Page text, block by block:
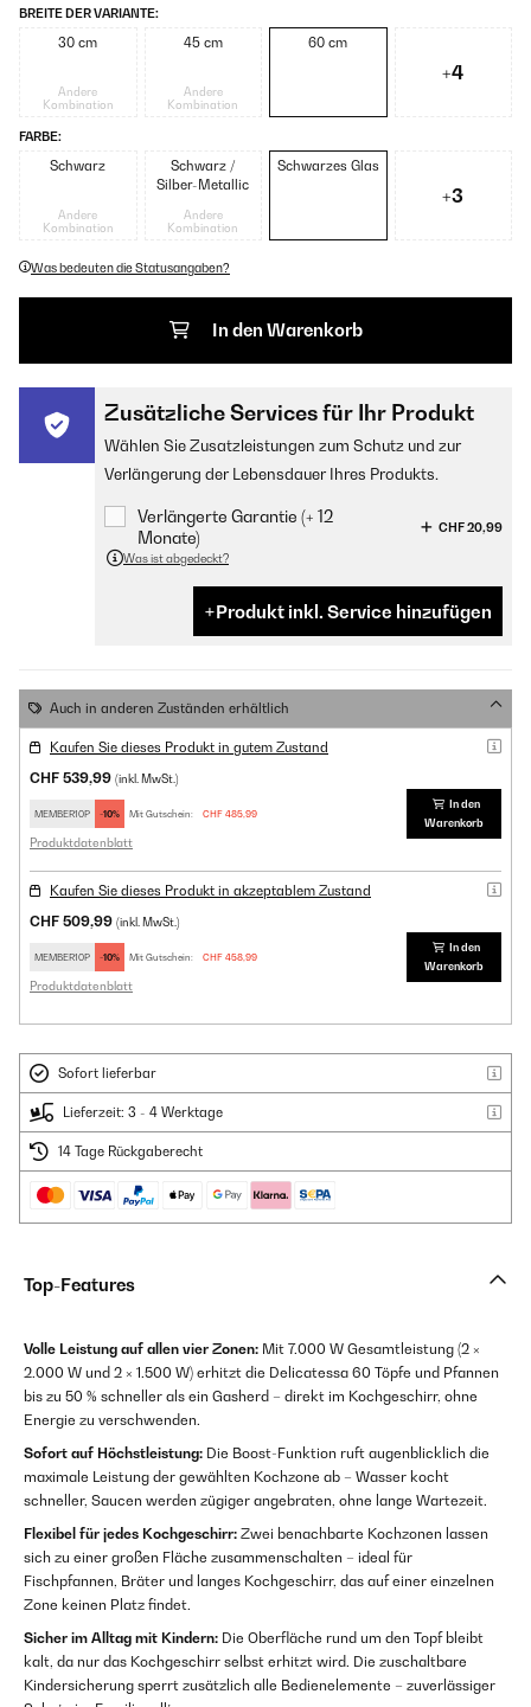
BREITE DER VARIANTE:
30 cm
Andere
Kombination
45 cm
Andere
Kombination
60 cm
+4
FARBE:
Schwarz
Andere
Kombination
Schwarz /
Silber-Metallic
Andere
Kombination
Schwarzes Glas
+3
Was bedeuten die Statusangaben?
In den Warenkorb
Zusätzliche Services für Ihr Produkt
Wählen Sie Zusatzleistungen zum Schutz und zur
Verlängerung der Lebensdauer Ihres Produkts.
Verlängerte Garantie (+ 12
Monate)
CHF 20,99
Was ist abgedeckt?
Produkt inkl. Service hinzufügen
Auch in anderen Zuständen erhältlich
Kaufen Sie dieses Produkt in gutem Zustand
CHF 539,99 (inkl. MwSt.)
MEMBER10P -10% Mit Gutschein: CHF 485,99
Produktdatenblatt
In den
Warenkorb
Kaufen Sie dieses Produkt in akzeptablem Zustand
CHF 509,99 (inkl. MwSt.)
MEMBER10P -10% Mit Gutschein: CHF 458,99
Produktdatenblatt
In den
Warenkorb
Sofort lieferbar
Lieferzeit: 3 - 4 Werktage
14 Tage Rückgaberecht
Top-Features
Volle Leistung auf allen vier Zonen: Mit 7.000 W Gesamtleistung (2 ×
2.000 W und 2 × 1.500 W) erhitzt die Delicatessa 60 Töpfe und Pfannen
bis zu 50 % schneller als ein Gasherd – direkt im Kochgeschirr, ohne
Energie zu verschwenden.
Sofort auf Höchstleistung: Die Boost-Funktion ruft augenblicklich die
maximale Leistung der gewählten Kochzone ab – Wasser kocht
schneller, Saucen werden zügiger angebraten, ohne lange Wartezeit.
Flexibel für jedes Kochgeschirr: Zwei benachbarte Kochzonen lassen
sich zu einer großen Fläche zusammenschalten – ideal für
Fischpfannen, Bräter und langes Kochgeschirr, das auf einer einzelnen
Zone keinen Platz findet.
Sicher im Alltag mit Kindern: Die Oberfläche rund um den Topf bleibt
kalt, da nur das Kochgeschirr selbst erhitzt wird. Die zuschaltbare
Kindersicherung sperrt zusätzlich alle Bedienelemente – zuverlässiger